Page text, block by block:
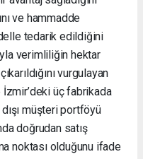
ve hammadde
tedarik edildiğini
verimliliğin hektar
vurgulayan
üç fabrikada
müşteri portföyü
doğrudan satış
noktası olduğunu ifade